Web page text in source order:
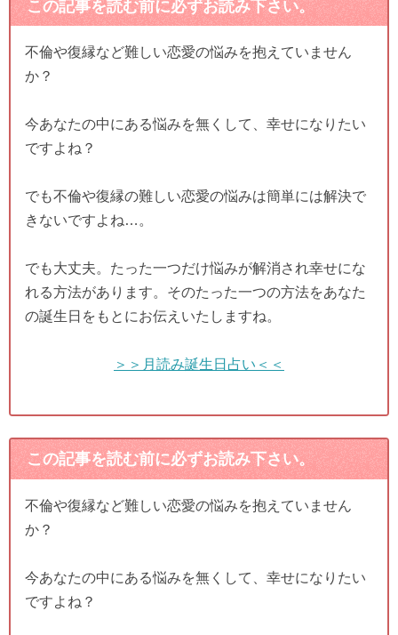
この記事を読む前に必ずお読み下さい。
不倫や復縁など難しい恋愛の悩みを抱えていません
か？
今あなたの中にある悩みを無くして、幸せになりたい
ですよね？
でも不倫や復縁の難しい恋愛の悩みは簡単には解決で
きないですよね…。
でも大丈夫。たった一つだけ悩みが解消され幸せにな
れる方法があります。そのたった一つの方法をあなた
の誕生日をもとにお伝えいたしますね。
＞＞月読み誕生日占い＜＜
この記事を読む前に必ずお読み下さい。
不倫や復縁など難しい恋愛の悩みを抱えていません
か？
今あなたの中にある悩みを無くして、幸せになりたい
ですよね？